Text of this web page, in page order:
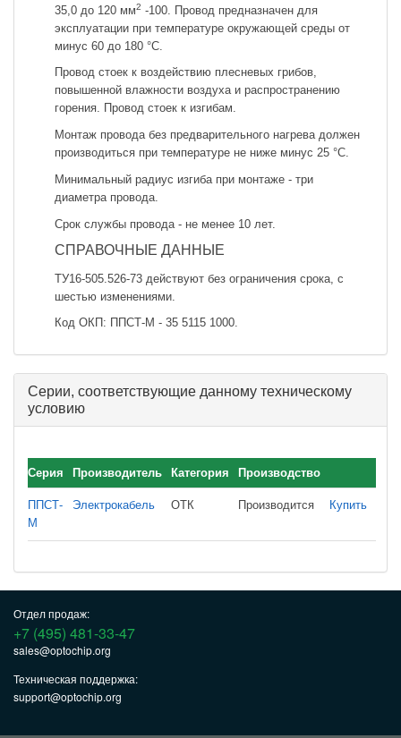
35,0 до 120 мм2 -100. Провод предназначен для
эксплуатации при температуре окружающей среды от
минус 60 до 180 °С.
Провод стоек к воздействию плесневых грибов,
повышенной влажности воздуха и распространению
горения. Провод стоек к изгибам.
Монтаж провода без предварительного нагрева должен
производиться при температуре не ниже минус 25 °С.
Минимальный радиус изгиба при монтаже - три
диаметра провода.
Срок службы провода - не менее 10 лет.
СПРАВОЧНЫЕ ДАННЫЕ
ТУ16-505.526-73 действуют без ограничения срока, с
шестью изменениями.
Код ОКП: ППСТ-М - 35 5115 1000.
Серии, соответствующие данному техническому
условию
Серия Производитель Категория Производство
ППСТ-
М
Электрокабель ОТК Производится Купить
Отдел продаж:
+7 (495) 481-33-47
sales@optochip.org
Техническая поддержка:
support@optochip.org